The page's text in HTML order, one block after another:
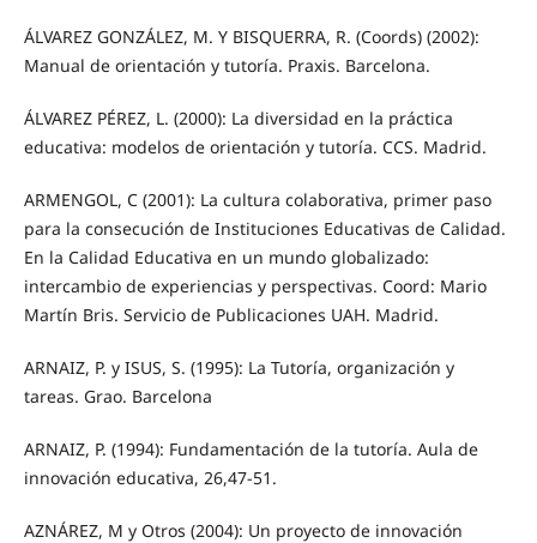
ÁLVAREZ GONZÁLEZ, M. Y BISQUERRA, R. (Coords) (2002):
Manual de orientación y tutoría. Praxis. Barcelona.
ÁLVAREZ PÉREZ, L. (2000): La diversidad en la práctica
educativa: modelos de orientación y tutoría. CCS. Madrid.
ARMENGOL, C (2001): La cultura colaborativa, primer paso
para la consecución de Instituciones Educativas de Calidad.
En la Calidad Educativa en un mundo globalizado:
intercambio de experiencias y perspectivas. Coord: Mario
Martín Bris. Servicio de Publicaciones UAH. Madrid.
ARNAIZ, P. y ISUS, S. (1995): La Tutoría, organización y
tareas. Grao. Barcelona
ARNAIZ, P. (1994): Fundamentación de la tutoría. Aula de
innovación educativa, 26,47-51.
AZNÁREZ, M y Otros (2004): Un proyecto de innovación